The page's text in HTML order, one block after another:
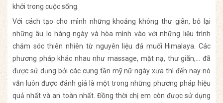
khởi trong cuộc sống.
Với cách tạo cho mình những khoảng không thư giãn, bỏ lại
những âu lo hàng ngày và hòa mình vào với những liệu trình
chăm sóc thiên nhiên từ nguyên liệu đá muối Himalaya. Các
phương pháp khác nhau như massage, mặt nạ, thư giãn,… đã
được sử dụng bởi các cung tần mỹ nữ ngày xưa thì đến nay nó
vẫn luôn được đánh giá là một trong những phương pháp hiệu
quả nhất và an toàn nhất. Đồng thời chị em còn được sử dụng